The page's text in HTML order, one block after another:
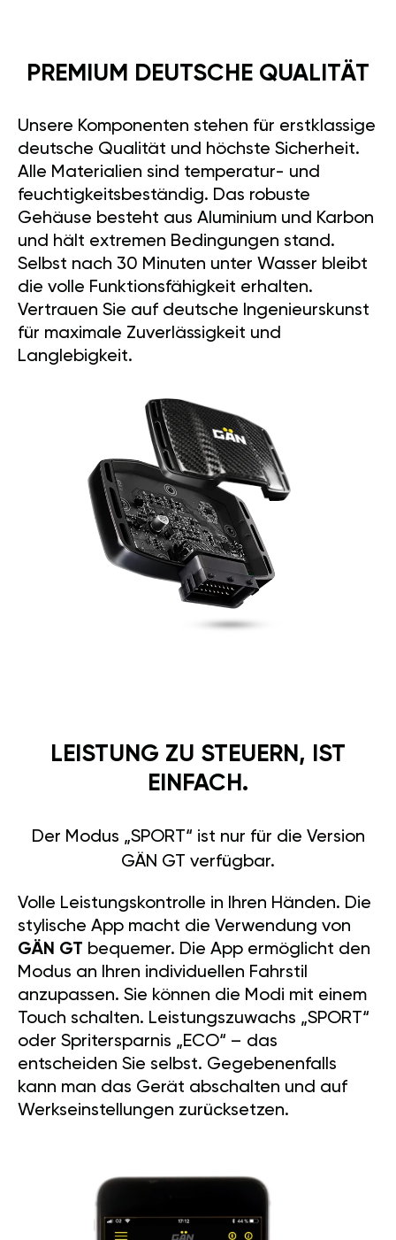
PREMIUM DEUTSCHE QUALITÄT
Unsere Komponenten stehen für erstklassige
deutsche Qualität und höchste Sicherheit.
Alle Materialien sind temperatur- und
feuchtigkeitsbeständig. Das robuste
Gehäuse besteht aus Aluminium und Karbon
und hält extremen Bedingungen stand.
Selbst nach 30 Minuten unter Wasser bleibt
die volle Funktionsfähigkeit erhalten.
Vertrauen Sie auf deutsche Ingenieurskunst
für maximale Zuverlässigkeit und
Langlebigkeit.
LEISTUNG ZU STEUERN, IST
EINFACH.
Der Modus „SPORT“ ist nur für die Version
GÄN GT verfügbar.
Volle Leistungskontrolle in Ihren Händen. Die
stylische App macht die Verwendung von
GÄN GT bequemer. Die App ermöglicht den
Modus an Ihren individuellen Fahrstil
anzupassen. Sie können die Modi mit einem
Touch schalten. Leistungszuwachs „SPORT“
oder Spritersparnis „ECO“ – das
entscheiden Sie selbst. Gegebenenfalls
kann man das Gerät abschalten und auf
Werkseinstellungen zurücksetzen.